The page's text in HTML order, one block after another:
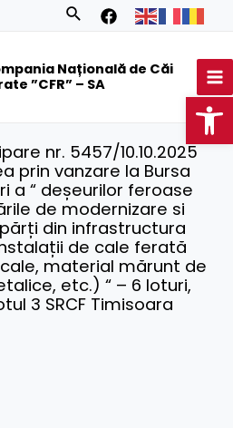
Search
Națională de Căi
”CFR” – SA
nr. 5457/10.10.2025
prin vanzare la Bursa
a “ deșeurilor feroase
de modernizare si
din infrastructura
de cale ferată
material mărunt de
etc.) “ – 6 loturi,
3 SRCF Timisoara